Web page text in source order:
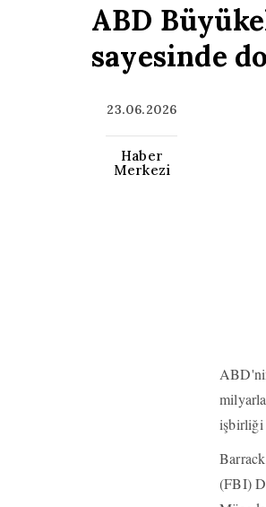
ABD
sayesinde
23.06.2026
Haber
Merkezi
işbirliği
(FBI)